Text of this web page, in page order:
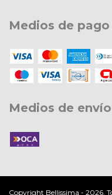
Medios de pago
Medios de envío
Copyright Bellissima - 2026.